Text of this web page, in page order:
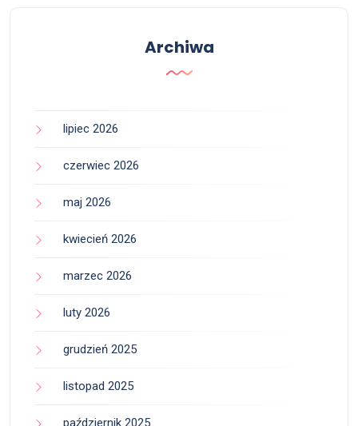
Archiwa
lipiec 2026
czerwiec 2026
maj 2026
kwiecień 2026
marzec 2026
luty 2026
grudzień 2025
listopad 2025
październik 2025